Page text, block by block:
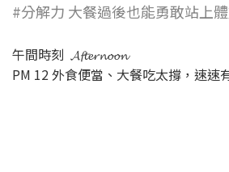
#分解力 大餐過後也能勇敢站上體
午間時刻 𝓐𝓯𝓽𝓮𝓻𝓷𝓸𝓸𝓷
PM 12 外食便當、大餐吃太撐，速速